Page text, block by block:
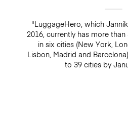
"LuggageHero, which
2016, currently has more
in six cities (New York,
Lisbon, Madrid and
to 39 cities by